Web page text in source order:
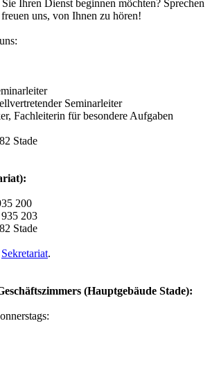
Ihren Dienst beginnen möchten? Sprechen
uns, von Ihnen zu hören!
Seminarleiter
Fachleiterin für besondere Aufgaben
Stade
200
203
Stade
Sekretariat.
(Hauptgebäude Stade):